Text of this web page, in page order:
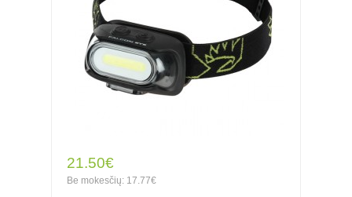
21.50€
Be mokesčių: 17.77€